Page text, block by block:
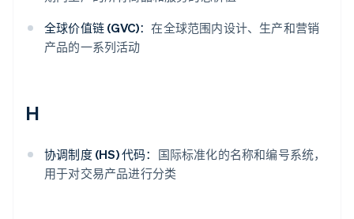
全球价值链 (GVC)：在全球范围内设计、生产和营销
产品的一系列活动
H
协调制度 (HS) 代码： 国际标准化的名称和编号系统，
用于对交易产品进行分类